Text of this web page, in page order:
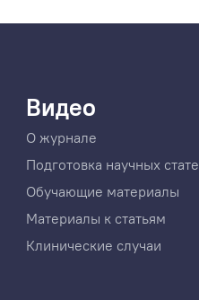
Видео
О журнале
Подготовка научных
Обучающие материалы
Материалы к статьям
Клинические случаи